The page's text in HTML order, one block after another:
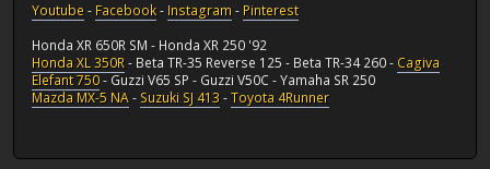
Youtube- Facebook- Instagram- Pinterest
Honda XR 650R SM - Honda XR 250 '92
Honda XL 350R- Beta TR-35 Reverse 125 - Beta TR-34 260 - Cagiva
Elefant 750- Guzzi V65 SP - Guzzi V50C - Yamaha SR 250
Mazda MX-5 NA- Suzuki SJ 413-Toyota 4Runner